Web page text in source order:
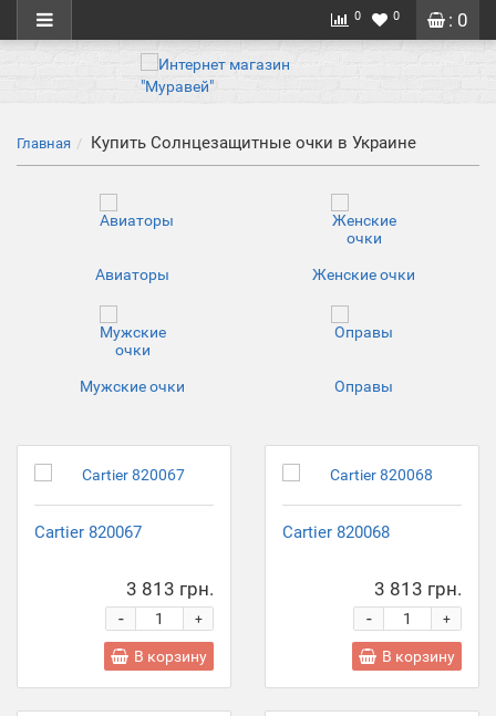
: 0
0 0
Главная Купить Солнцезащитные очки в Украине
Авиаторы Женские очки
Мужские очки Оправы
Cartier 820067
3 813 грн.
+
-
В корзину
Cartier 820068
3 813 грн.
+
-
В корзину